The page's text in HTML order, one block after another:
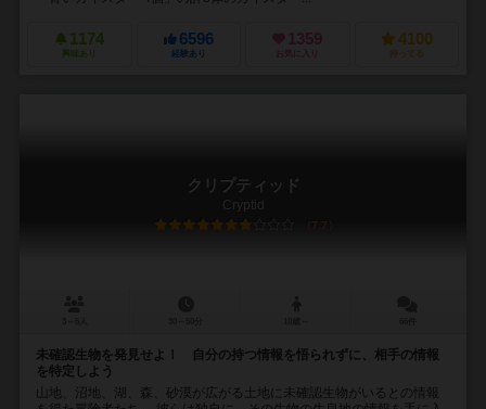
1174
興味あり
6596
経験あり
1359
お気に入り
4100
持ってる
クリプティッド
Cryptid
7.7
未確認生物を発見せよ！ 自分の持つ情報を悟られずに、相手の情報
を特定しよう
山地、沼地、湖、森、砂漠が広がる土地に未確認生物がいるとの情報